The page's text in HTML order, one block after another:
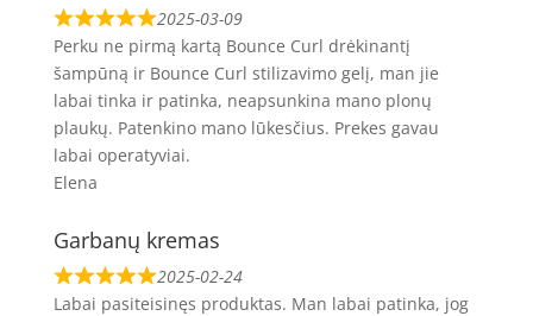
2025-03-09
Perku ne pirmą kartą Bounce Curl drėkinantį
šampūną ir Bounce Curl stilizavimo gelį, man jie
labai tinka ir patinka, neapsunkina mano plonų
plaukų. Patenkino mano lūkesčius. Prekes gavau
labai operatyviai.
Elena
Garbanų kremas
2025-02-24
Labai pasiteisinęs produktas. Man labai patinka, jog